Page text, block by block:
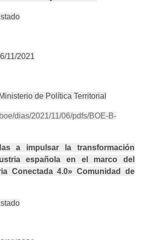
11/2021
de Política Territorial
dias/2021/11/06/pdfs/BOE-B-
a impulsar la transformación
española en el marco del
Conectada 4.0» Comunidad de